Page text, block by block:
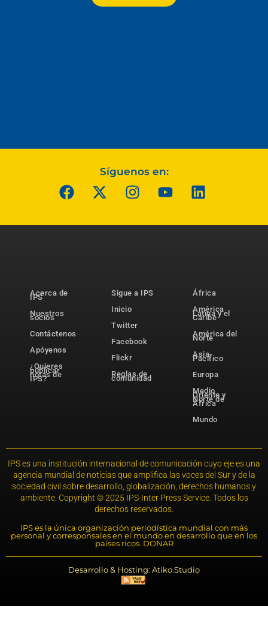
Síguenos en:
Acerca de
IPS
Nuestros
socios
Contáctenos
Apóyenos
¿Quieres
publicar
notas de
IPS?
Sigue a IPS
Inicio
Twitter
Facebook
Flickr
Reglas de
comunidad
África
América
Latina y el
Caribe
América del
Norte
Asia-
Pacífico
Europa
Medio
Oriente y
Norte de
África
Mundo
IPS es una institución internacional de comunicación cuyo eje es una
agencia mundial de noticias que amplifica las voces del Sur y de la
sociedad civil sobre desarrollo, globalización, derechos humanos y
ambiente. Copyright © 2025 IPS-Inter Press Service. Todos los
derechos reservados.
IPS es la única organización periodística mundial con más
personal y corresponsales en el mundo en desarrollo que en los
países ricos. DONAR
Desarrollo & Hosting: Atiko.Studio